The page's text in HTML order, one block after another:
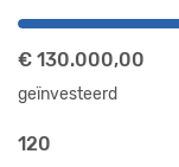
€ 130.000,00
geïnvesteerd
120